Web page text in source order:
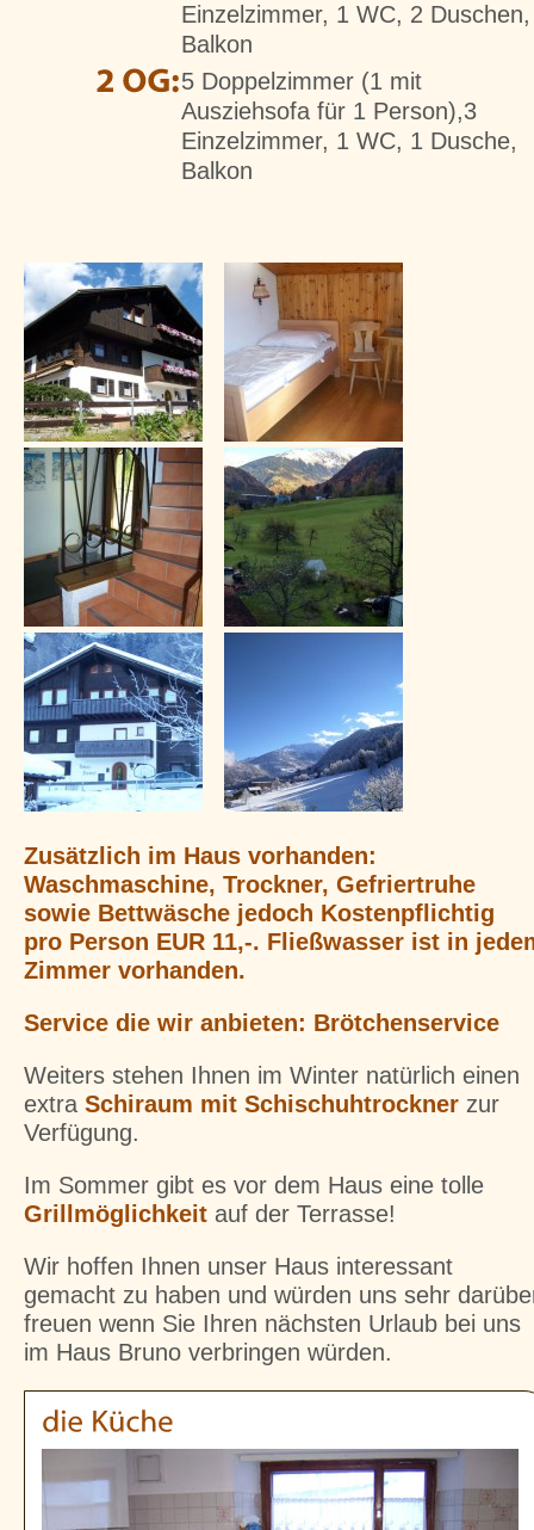
Einzelzimmer, 1 WC, 2 Duschen,
Balkon
5 Doppelzimmer (1 mit
Ausziehsofa für 1 Person),3
Einzelzimmer, 1 WC, 1 Dusche,
Balkon
Zusätzlich im Haus vorhanden:
Waschmaschine, Trockner, Gefriertruhe
sowie Bettwäsche jedoch Kostenpflichtig
pro Person EUR 11,-. Fließwasser ist in
Zimmer vorhanden.
Service die wir anbieten: Brötchenservice
Weiters stehen Ihnen im Winter natürlich einen
extra Schiraum mit Schischuhtrockner zur
Verfügung.
Im Sommer gibt es vor dem Haus eine tolle
Grillmöglichkeit auf der Terrasse!
Wir hoffen Ihnen unser Haus interessant
gemacht zu haben und würden uns sehr
freuen wenn Sie Ihren nächsten Urlaub bei uns
im Haus Bruno verbringen würden.